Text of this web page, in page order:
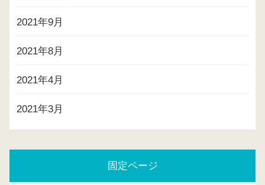
2021年9月
2021年8月
2021年4月
2021年3月
固定ページ